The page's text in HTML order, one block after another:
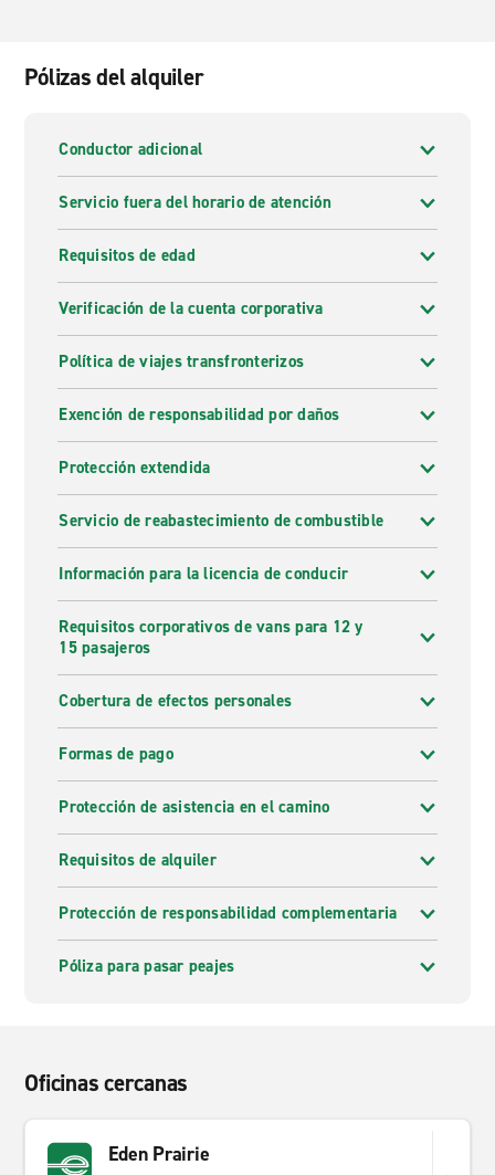
Pólizas del alquiler
Conductor adicional
Servicio fuera del horario de atención
Requisitos de edad
Verificación de la cuenta corporativa
Política de viajes transfronterizos
Exención de responsabilidad por daños
Protección extendida
Servicio de reabastecimiento de combustible
Información para la licencia de conducir
Requisitos corporativos de vans para 12 y
15 pasajeros
Cobertura de efectos personales
Formas de pago
Protección de asistencia en el camino
Requisitos de alquiler
Protección de responsabilidad complementaria
Póliza para pasar peajes
Oficinas cercanas
Eden Prairie